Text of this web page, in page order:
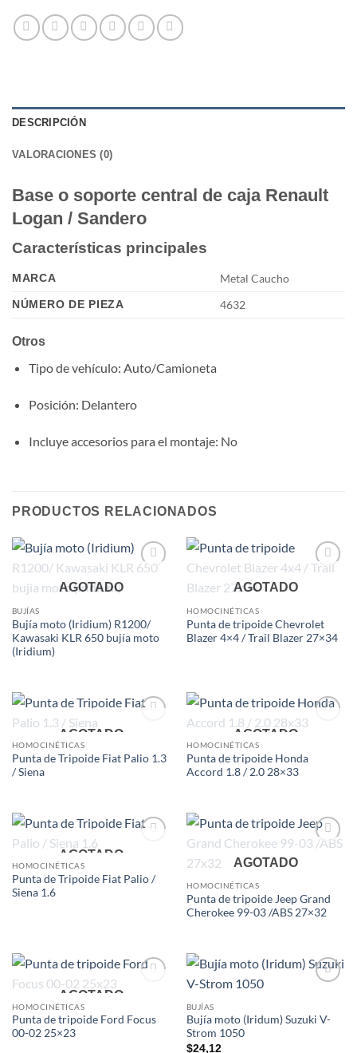
DESCRIPCIÓN
VALORACIONES (0)
Base o soporte central de caja Renault
Logan / Sandero
Características principales
MARCA Metal Caucho
NÚMERO DE PIEZA 4632
Otros
Tipo de vehículo: Auto/Camioneta
Posición: Delantero
Incluye accesorios para el montaje: No
PRODUCTOS RELACIONADOS
AGOTADO
BUJÍAS
Bujía moto (Iridium) R1200/
Kawasaki KLR 650 bujía moto
(Iridium)
AGOTADO
HOMOCINÉTICAS
Punta de tripoide Chevrolet
Blazer 4×4 / Trail Blazer 27×34
AGOTADO
HOMOCINÉTICAS
Punta de Tripoide Fiat Palio 1.3
/ Siena
AGOTADO
HOMOCINÉTICAS
Punta de tripoide Honda
Accord 1.8 / 2.0 28×33
AGOTADO
HOMOCINÉTICAS
Punta de Tripoide Fiat Palio /
Siena 1.6
AGOTADO
HOMOCINÉTICAS
Punta de tripoide Jeep Grand
Cherokee 99-03 /ABS 27×32
AGOTADO
HOMOCINÉTICAS
Punta de tripoide Ford Focus
00-02 25×23
BUJÍAS
Bujía moto (Iridum) Suzuki V-
Strom 1050
$24,12